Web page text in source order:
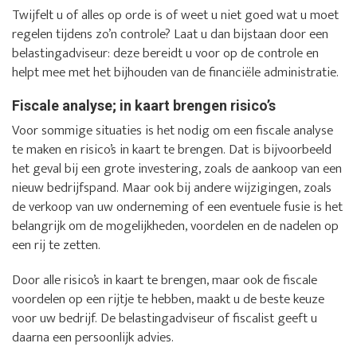
Twijfelt u of alles op orde is of weet u niet goed wat u moet
regelen tijdens zo’n controle? Laat u dan bijstaan door een
belastingadviseur: deze bereidt u voor op de controle en
helpt mee met het bijhouden van de financiële administratie.
Fiscale analyse; in kaart brengen risico’s
Voor sommige situaties is het nodig om een fiscale analyse
te maken en risico’s in kaart te brengen. Dat is bijvoorbeeld
het geval bij een grote investering, zoals de aankoop van een
nieuw bedrijfspand. Maar ook bij andere wijzigingen, zoals
de verkoop van uw onderneming of een eventuele fusie is het
belangrijk om de mogelijkheden, voordelen en de nadelen op
een rij te zetten.
Door alle risico’s in kaart te brengen, maar ook de fiscale
voordelen op een rijtje te hebben, maakt u de beste keuze
voor uw bedrijf. De belastingadviseur of fiscalist geeft u
daarna een persoonlijk advies.